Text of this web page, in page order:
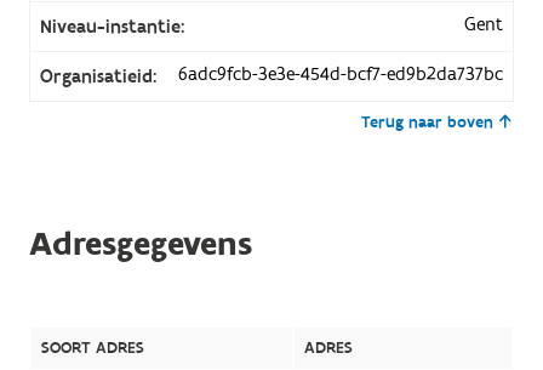
Niveau-instantie: Gent
Organisatieid: 6adc9fcb-3e3e-454d-bcf7-ed9b2da737bc
Terug naar boven
Adresgegevens
SOORT ADRES ADRES